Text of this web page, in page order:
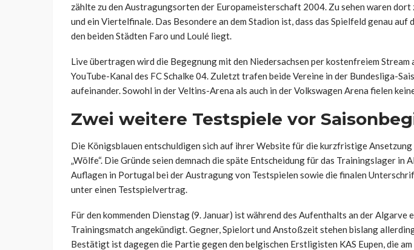
zählte zu den Austragungsorten der Europameisterschaft 2004. Zu sehen waren dort
und ein Viertelfinale. Das Besondere an dem Stadion ist, dass das Spielfeld genau auf
den beiden Städten Faro und Loulé liegt.
Live übertragen wird die Begegnung mit den Niedersachsen per kostenfreiem Stream
YouTube-Kanal des FC Schalke 04. Zuletzt trafen beide Vereine in der Bundesliga-
aufeinander. Sowohl in der Veltins-Arena als auch in der Volkswagen Arena fielen
Zwei weitere Testspiele vor
Die Königsblauen entschuldigen sich auf ihrer Website für die kurzfristige
„Wölfe“. Die Gründe seien demnach die späte Entscheidung für das Trainingslager in
Auflagen in Portugal bei der Austragung von Testspielen sowie die finalen
unter einen Testspielvertrag.
Für den kommenden Dienstag (9. Januar) ist während des Aufenthalts an der Algarve
Trainingsmatch angekündigt. Gegner, Spielort und Anstoßzeit stehen bislang
Bestätigt ist dagegen die Partie gegen den belgischen Erstligisten KAS Eupen, die am